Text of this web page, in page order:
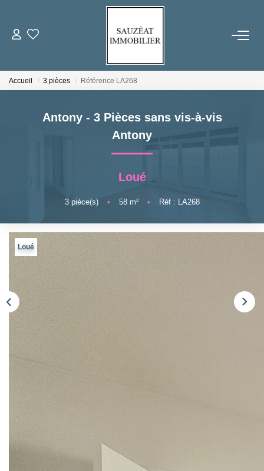
ESTIMER
FAIRE GÉRER
NOS AGENCES
Accueil 3 pièces Référence LA268
Antony - 3 Pièces sans vis-à-vis
Antony
Loué
3pièce(s) • 58m² • Réf : LA268
Loué